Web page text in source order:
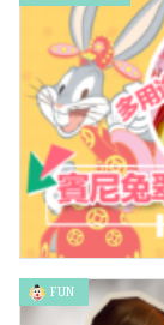
LOONEY TUNES
FUN